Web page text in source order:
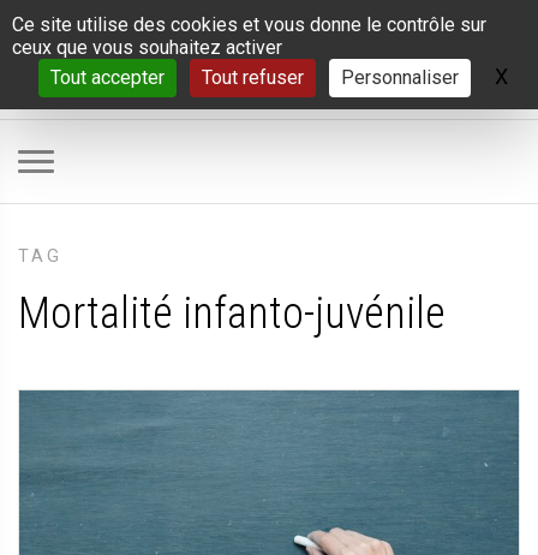
Panneau de gestion des cookies
Ce site utilise des cookies et vous donne le contrôle sur
ceux que vous souhaitez activer
Tout accepter
Tout refuser Personnaliser X
TAG
Mortalité infanto-juvénile